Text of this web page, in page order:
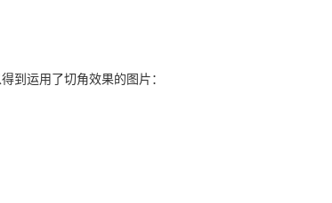
到运用了切角效果的图片：